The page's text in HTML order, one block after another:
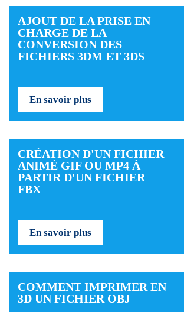
AJOUT DE LA PRISE EN
CHARGE DE LA
CONVERSION DES
FICHIERS 3DM ET 3DS
En savoir plus
CRÉATION D'UN FICHIER
ANIMÉ GIF OU MP4 À
PARTIR D'UN FICHIER
FBX
En savoir plus
COMMENT IMPRIMER EN
3D UN FICHIER OBJ